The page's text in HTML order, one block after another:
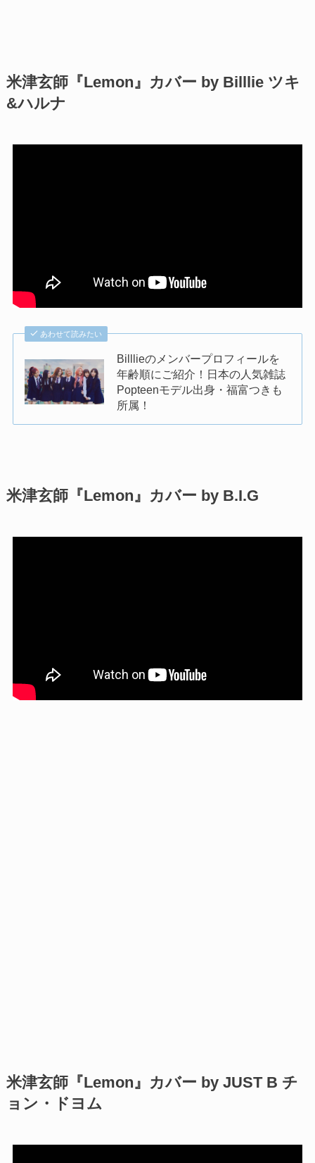
米津玄師『Lemon』カバー by Billlie ツキ
&ハルナ
あわせて読みたい
Billlieのメンバープロフィールを
年齢順にご紹介！日本の人気雑誌
Popteenモデル出身・福富つきも
所属！
米津玄師『Lemon』カバー by B.I.G
米津玄師『Lemon』カバー by JUST B チ
ョン・ドヨム